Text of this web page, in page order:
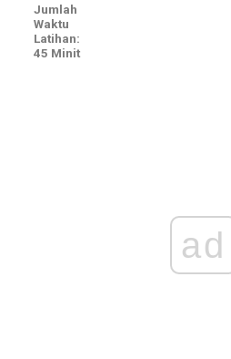
Jumlah
Waktu
Latihan:
45 Minit
ad